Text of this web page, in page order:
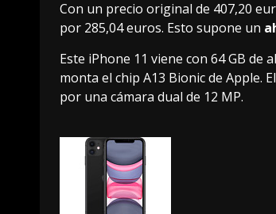
Con un precio original de 407,20
por 285,04 euros. Esto supone un
Este iPhone 11 viene con 64 GB de
monta el chip A13 Bionic de Apple.
por una cámara dual de 12 MP.